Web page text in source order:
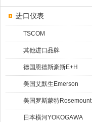
进口仪表
TSCOM
其他进口品牌
德国恩德斯豪斯E+H
美国艾默生Emerson
美国罗斯蒙特Rosemount
日本横河YOKOGAWA